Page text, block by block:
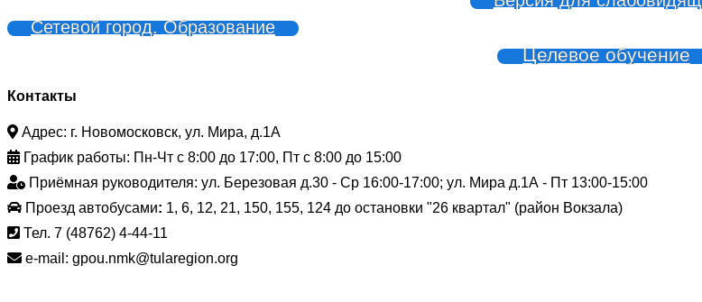
Сетевой город. Образование
Целевое обучение
Контакты
Адрес: г. Новомосковск, ул. Мира, д.1А
График работы: Пн-Чт с 8:00 до 17:00, Пт с 8:00 до 15:00
Приёмная руководителя: ул. Березовая д.30 - Ср 16:00-17:00; ул. Мира д.1А - Пт 13:00-15:00
Проезд автобусами: 1, 6, 12, 21, 150, 155, 124 до остановки "26 квартал" (район Вокзала)
Тел. 7 (48762) 4-44-11
e-mail: gpou.nmk@tularegion.org